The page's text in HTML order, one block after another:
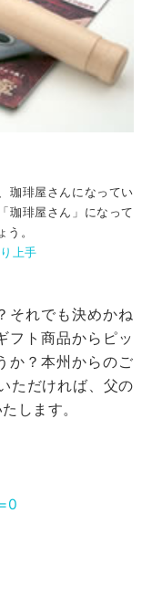
珈琲屋さんになってい
珈琲屋さん」になって
。
上手
それでも決めかね
フト商品からピッ
か？本州からのご
ただければ、父の
します。